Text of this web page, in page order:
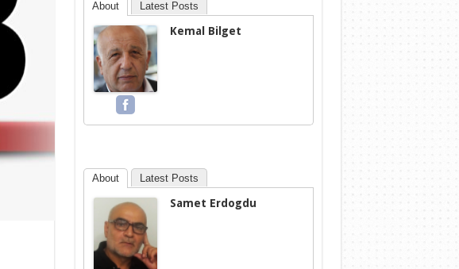
About Latest Posts
Kemal Bilget
About Latest Posts
Samet Erdogdu